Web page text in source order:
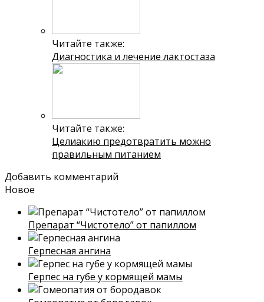
Читайте также:
Диагностика и лечение лактостаза
Читайте также:
Целиакию предотвратить можно
правильным питанием
Добавить комментарий
Новое
Препарат “Чистотело” от папиллом
Герпесная ангина
Герпес на губе у кормящей мамы